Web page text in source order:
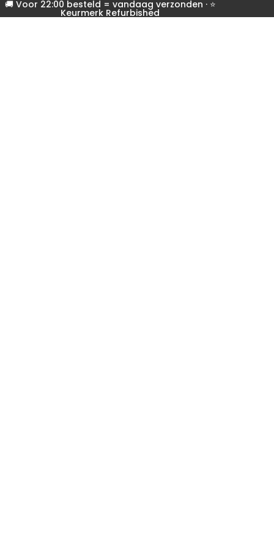
🚚 Voor 22:00 besteld = vandaag verzonden · ⭐
Keurmerk Refurbished